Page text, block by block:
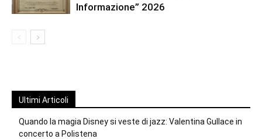
Informazione” 2026
Ultimi Articoli
Quando la magia Disney si veste di jazz: Valentina Gullace in
concerto a Polistena